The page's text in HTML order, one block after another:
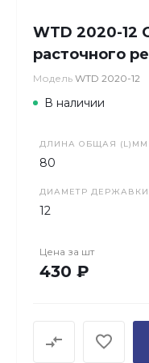
WTD 2020-12
расточного
Модель WTD 2020-12
В наличии
ДЛИНА ОБЩАЯ (L)ММ
80
ДИАМЕТР ДЕРЖАВКИ
12
Цена за шт
430 ₽